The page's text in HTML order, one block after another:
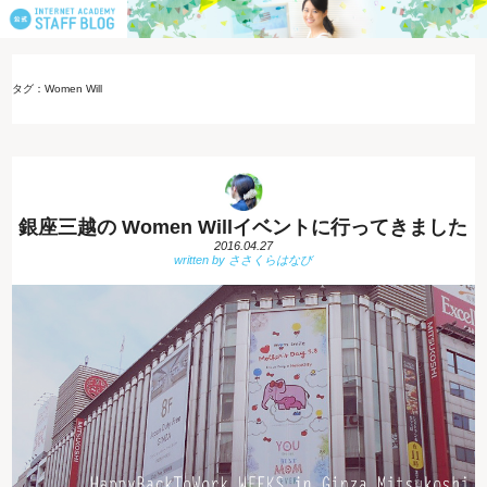
タグ：Women Will
銀座三越の Women Willイベントに行ってきました
2016.04.27